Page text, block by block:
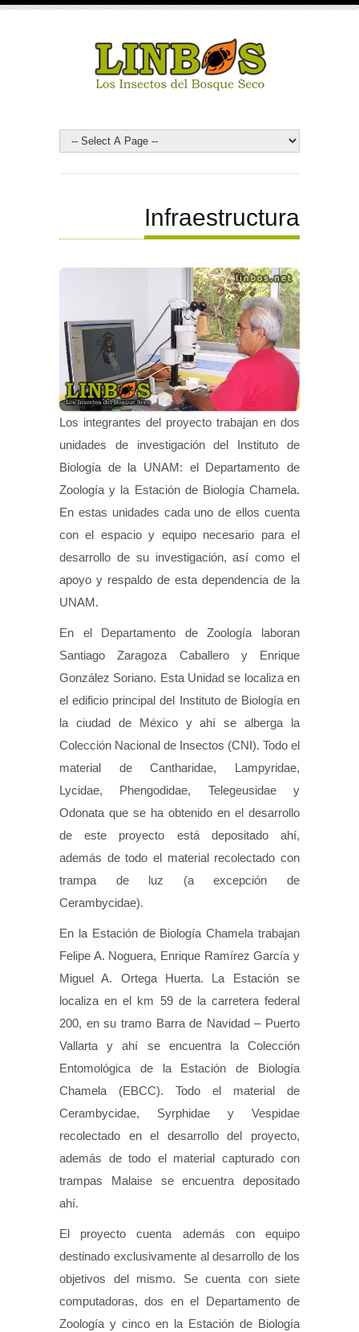
Infraestructura
Los integrantes del proyecto trabajan en dos
unidades de investigación del Instituto de
Biología de la UNAM: el Departamento de
Zoología y la Estación de Biología Chamela.
En estas unidades cada uno de ellos cuenta
con el espacio y equipo necesario para el
desarrollo de su investigación, así como el
apoyo y respaldo de esta dependencia de la
UNAM.
En el Departamento de Zoología laboran
Santiago Zaragoza Caballero y Enrique
González Soriano. Esta Unidad se localiza en
el edificio principal del Instituto de Biología en
la ciudad de México y ahí se alberga la
Colección Nacional de Insectos (CNI). Todo el
material de Cantharidae, Lampyridae,
Lycidae, Phengodidae, Telegeusidae y
Odonata que se ha obtenido en el desarrollo
de este proyecto está depositado ahí,
además de todo el material recolectado con
trampa de luz (a excepción de
Cerambycidae).
En la Estación de Biología Chamela trabajan
Felipe A. Noguera, Enrique Ramírez García y
Miguel A. Ortega Huerta. La Estación se
localiza en el km 59 de la carretera federal
200, en su tramo Barra de Navidad – Puerto
Vallarta y ahí se encuentra la Colección
Entomológica de la Estación de Biología
Chamela (EBCC). Todo el material de
Cerambycidae, Syrphidae y Vespidae
recolectado en el desarrollo del proyecto,
además de todo el material capturado con
trampas Malaise se encuentra depositado
ahí.
El proyecto cuenta además con equipo
destinado exclusivamente al desarrollo de los
objetivos del mismo. Se cuenta con siete
computadoras, dos en el Departamento de
Zoología y cinco en la Estación de Biología